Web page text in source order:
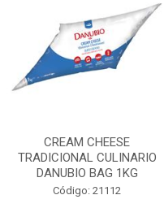
CREAM CHEESE
TRADICIONAL CULINARIO
DANUBIO BAG 1KG
Código: 21112